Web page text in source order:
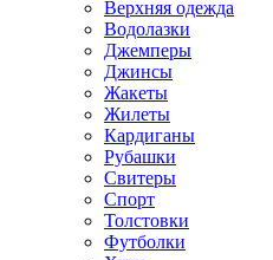
Верхняя одежда
Водолазки
Джемперы
Джинсы
Жакеты
Жилеты
Кардиганы
Рубашки
Свитеры
Спорт
Толстовки
Футболки